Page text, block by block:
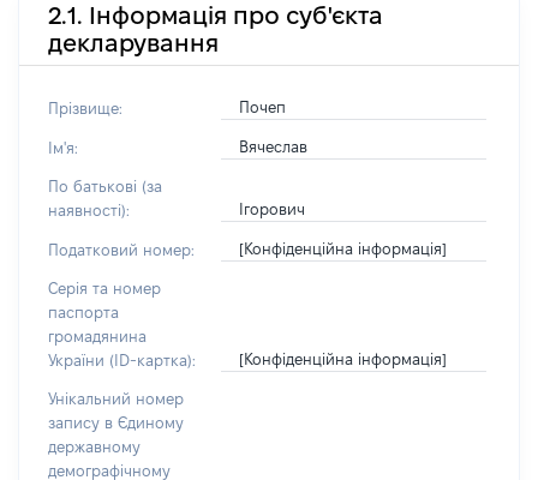
2.1. Інформація про суб'єкта
декларування
Прізвище: Почеп
Ім'я: Вячеслав
По батькові (за
наявності):
Ігорович
Податковий номер: [Конфіденційна інформація]
Серія та номер
паспорта
громадянина
України (ID-картка):
[Конфіденційна інформація]
Унікальний номер
запису в Єдиному
державному
демографічному